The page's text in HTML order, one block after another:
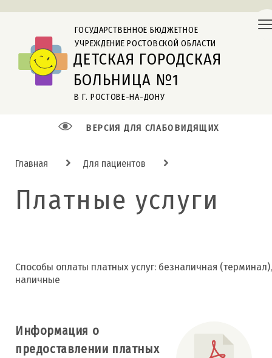
ДЕТСКАЯ ГОРОДСКАЯ
В Г. РОСТОВЕ-НА-ДОНУ
ГОСУДАРСТВЕННОЕ БЮДЖЕТНОЕ
УЧРЕЖДЕНИЕ РОСТОВСКОЙ ОБЛАСТИ
БОЛЬНИЦА №1
ВЕРСИЯ ДЛЯ СЛАБОВИДЯЩИХ
Главная Для пациентов
Платные услуги
Способы оплаты платных услуг: безналичная (терминал),
наличные
Информация о
предоставлении платных